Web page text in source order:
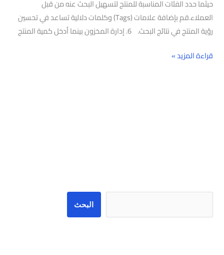
حيثما حدد الفئات المناسبة للمنتج لتسهيل البحث عنه من قبل
العملاء.قم بإضافة علامات (Tags) وكلمات دلالية تساعد في تحسين
رؤية المنتج في نتائج البحث. 6. إدارة المخزون بينما أدخل كمية المنتج
قراءة المزيد »
البحث